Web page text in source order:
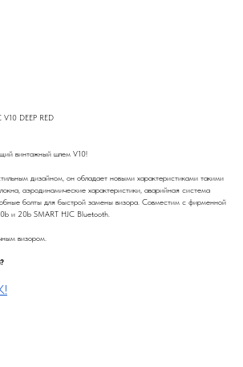
DEEP RED
винтажный шлем V10!
дизайном, он обладает новыми характеристиками такими
аэродинамические характеристики, аварийная система
болты для быстрой замены визора. Совместим с фирменной
и 20b SMART HJC Bluetooth.
визором.